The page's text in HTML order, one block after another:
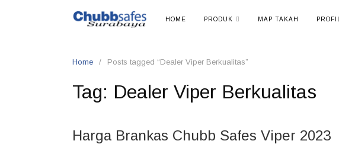
HOME PRODUK MAP TAKAH PROFIL
Home Posts tagged “Dealer Viper Berkualitas”
Tag: Dealer Viper Berkualitas
Harga Brankas Chubb Safes Viper 2023